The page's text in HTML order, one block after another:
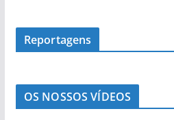
d
n
o
Reportagens
OS NOSSOS VÍDEOS